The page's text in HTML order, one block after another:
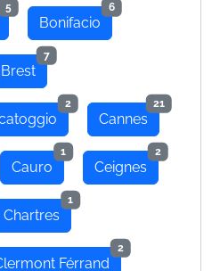
5
Bonifacio
6
Brest
7
2
Cannes
21
Cauro
1
Ceignes
2
Chartres
1
Férrand
2